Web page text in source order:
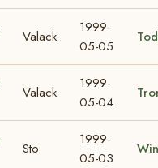
Valack
1999-
05-05
Valack
1999-
05-04
Sto
1999-
05-03